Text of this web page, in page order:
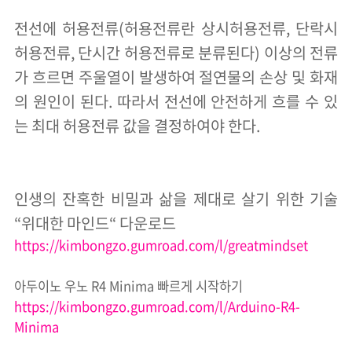
전선에 허용전류(허용전류란 상시허용전류, 단락시
허용전류, 단시간 허용전류로 분류된다) 이상의 전류
가 흐르면 주울열이 발생하여 절연물의 손상 및 화재
의 원인이 된다. 따라서 전선에 안전하게 흐를 수 있
는 최대 허용전류 값을 결정하여야 한다.
인생의 잔혹한 비밀과 삶을 제대로 살기 위한 기술
“위대한 마인드“ 다운로드
https://kimbongzo.gumroad.com/l/greatmindset
아두이노 우노 R4 Minima 빠르게 시작하기
https://kimbongzo.gumroad.com/l/Arduino-R4-
Minima